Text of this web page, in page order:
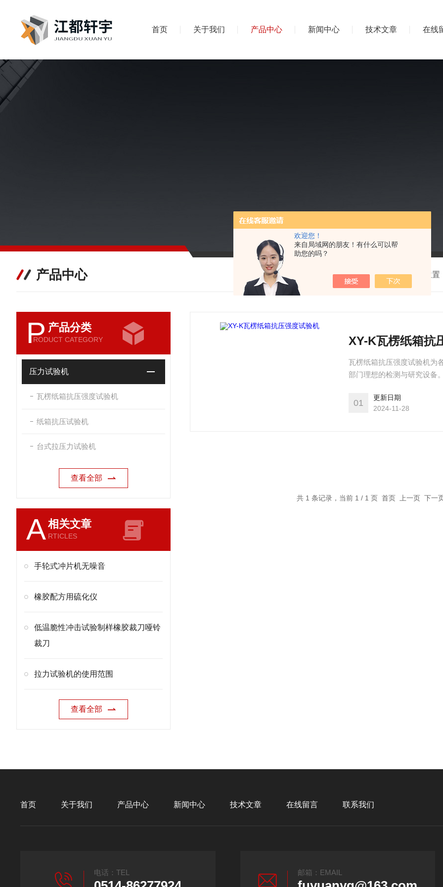
欢迎您！
来自局域网的朋友！有什么可以帮
助您的吗？
首页 关于我们 产品中心 新闻中心 技术文章 在线
产品中心 我的位置
P 产品分类
RODUCT CATEGORY
压力试验机
瓦楞纸箱抗压强度试验机
纸箱抗压试验机
台式拉压力试验机
查看全部
A相关文章
RTICLES
手轮式冲片机无噪音
橡胶配方用硫化仪
低温脆性冲击试验制样橡胶裁刀哑铃
裁刀
拉力试验机的使用范围
查看全部
XY-K瓦楞纸箱抗
瓦楞纸箱抗压强度试验机为
部门理想的检测与研究设备
01
更新日期
2024-11-28
共 1 条记录，当前 1 / 1 页 首页 上一页 下一
首页 关于我们 产品中心 新闻中心 技术文章 在线留言 联系我们
电话：TEL 邮箱：EMAIL